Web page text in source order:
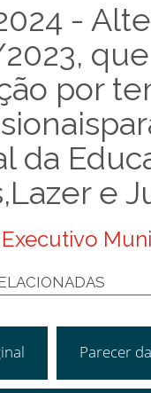
-
por
da
e
Executivo
Parecer